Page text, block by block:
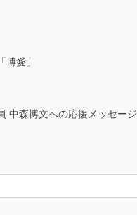
博愛」
中森博文への応援メッセージ